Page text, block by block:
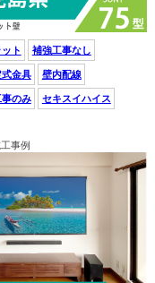
ト 補強工事なし
金具 壁内配線
のみ セキスイハイス
事例